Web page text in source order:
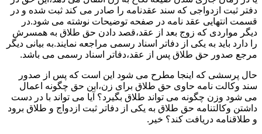
دفتر ثبت ازدواجی که سند عقدنامه را صادر می کند ثبت شده و در
قسمت انتهایی عقد نامه در صفحه توضیحات نوشته می شود.در
دیگر مواردی که زوج بعد از عقد،قصد دادن حق طلاق به همسرش
را دارد باید به یکی از دفاتر اسناد رسمی مراجعه نمایند.به بیانی دیگر
مرجع صدور حق طلاق پس از عقد،دفاتر اسناد رسمی می باشد.
حال پرسشی که اینجا مطرح می شود این است که پس از صدور
سند وکالت نامه حاوی حق طلاق برای زن،این حق چگونه اعمال
می شود وزن چگونه می تواند طلاق بگیرد؟ آیا می تواند با در دست
داشتن وکالتنامه حق طلاق به یکی از دفاتر ثبت ازدواج و طلاق برود
و طلاقنامه دریافت کند؟ خیر.